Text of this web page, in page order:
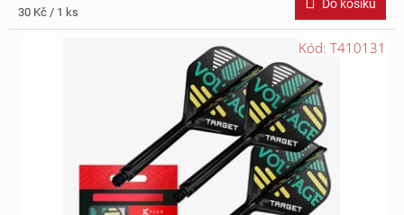
Měrná
cena:
30 Kč / 1 ks
Do košíku
Kód: T410131